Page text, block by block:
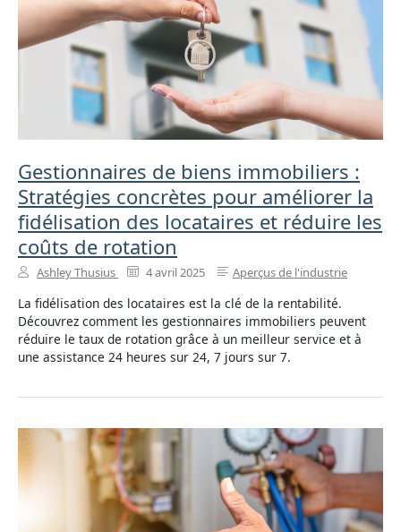
Gestionnaires de biens immobiliers :
Stratégies concrètes pour améliorer la
fidélisation des locataires et réduire les
coûts de rotation
Ashley Thusius 4 avril 2025 Aperçus de l'industrie
La fidélisation des locataires est la clé de la rentabilité.
Découvrez comment les gestionnaires immobiliers peuvent
réduire le taux de rotation grâce à un meilleur service et à
une assistance 24 heures sur 24, 7 jours sur 7.